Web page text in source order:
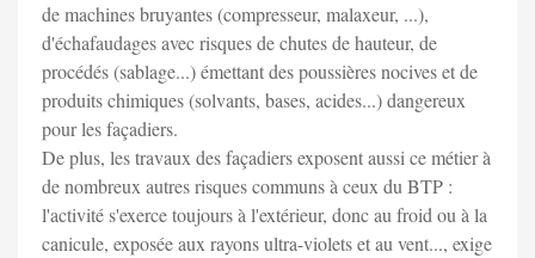
de machines bruyantes (compresseur, malaxeur, ...),
d'échafaudages avec risques de chutes de hauteur, de
procédés (sablage...) émettant des poussières nocives et de
produits chimiques (solvants, bases, acides...) dangereux
pour les façadiers.
De plus, les travaux des façadiers exposent aussi ce métier à
de nombreux autres risques communs à ceux du BTP :
l'activité s'exerce toujours à l'extérieur, donc au froid ou à la
canicule, exposée aux rayons ultra-violets et au vent..., exige